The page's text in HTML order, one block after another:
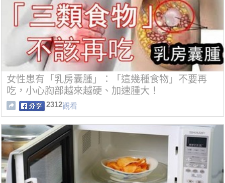
女性患有「乳房囊腫」：「這幾種食物」不要再
吃，小心胸部越來越硬、加速腫大！
2312觀看